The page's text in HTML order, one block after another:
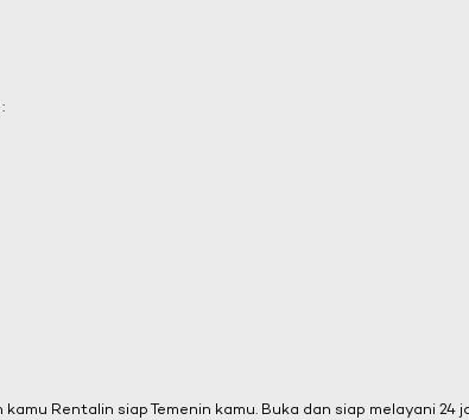
Rentalin siap Temenin kamu. Buka dan siap melayani 24